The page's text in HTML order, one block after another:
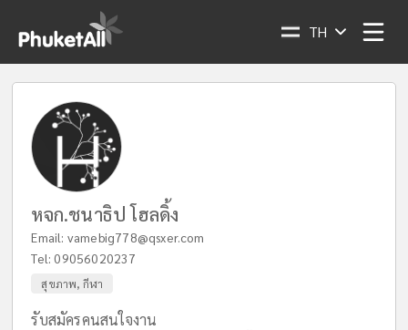
TH
หจก.ชนาธิป โฮลดิ้ง
Email: vamebig778@qsxer.com
Tel:09056020237
สุขภาพ, กีฬา
รับสมัครคนสนใจงาน